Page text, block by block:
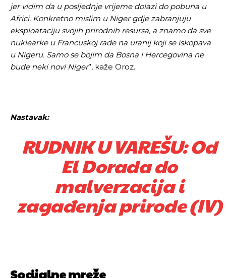
jer vidim da u posljednje vrijeme dolazi do pobuna u
Africi. Konkretno mislim u Niger gdje zabranjuju
eksploataciju svojih prirodnih resursa, a znamo da sve
nuklearke u Francuskoj rade na uranij koji se iskopava
u Nigeru. Samo se bojim da Bosna i Hercegovina ne
bude neki novi Niger”, kaže Oroz.
Nastavak:
RUDNIK U VAREŠU: Od
El Dorada do
malverzacija i
zagađenja prirode (IV)
Socijalne mreže